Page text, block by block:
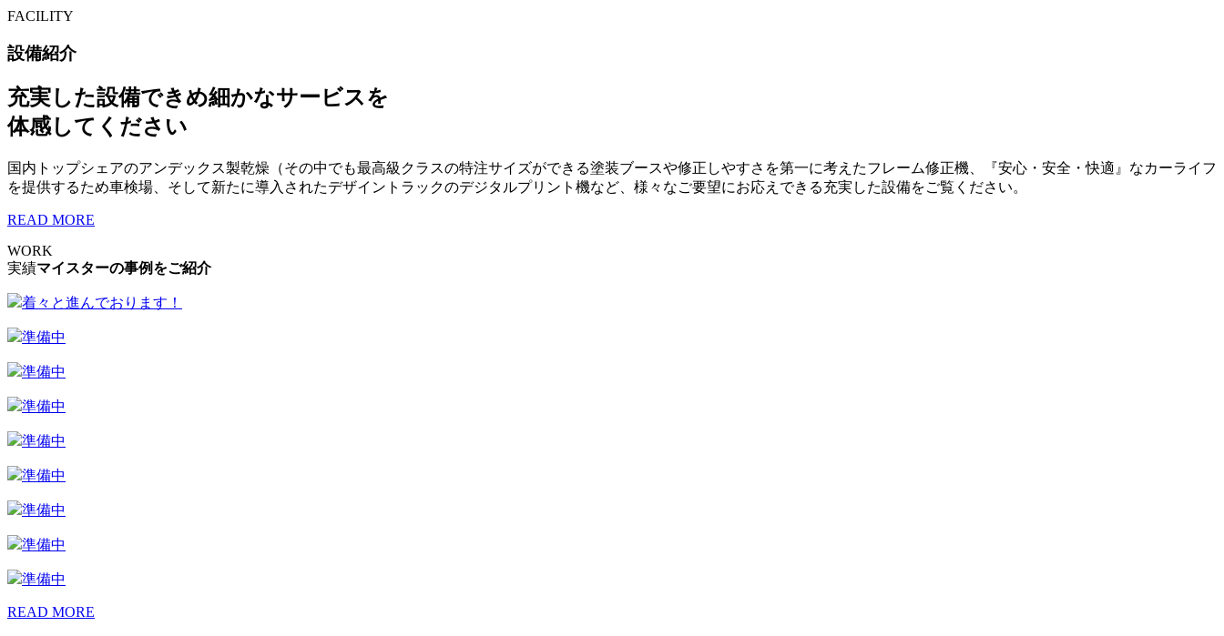
FACILITY
設備紹介
充実した設備できめ細かなサービスを
体感してください
国内トップシェアのアンデックス製乾燥（その中でも最高級クラスの特注サイズができる塗装ブースや修正しやすさを第一に考えたフレーム修正機、『安心・安全・快適』なカーライフ
を提供するため車検場、そして新たに導入されたデザイントラックのデジタルプリント機など、様々なご要望にお応えできる充実した設備をご覧ください。
READ MORE
WORK
実績マイスターの事例をご紹介
着々と進んでおります！
準備中
準備中
準備中
準備中
準備中
準備中
準備中
準備中
READ MORE